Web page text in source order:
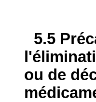
5.5
ou de